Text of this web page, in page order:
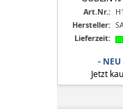
Art.Nr.:
Hersteller:
Lieferzeit:
-
Jetzt